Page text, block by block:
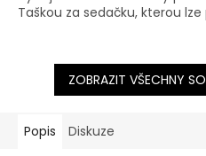
5
Taškou za sedačku, kterou
ZOBRAZIT VŠECHNY
Popis Diskuze